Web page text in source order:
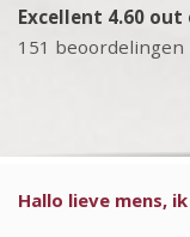
Excellent 4.60 out
151 beoordelingen
Hallo lieve mens,